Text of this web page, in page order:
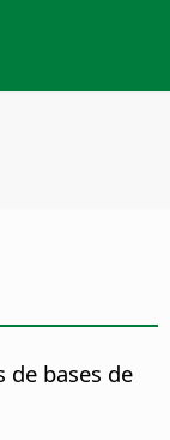
bases de